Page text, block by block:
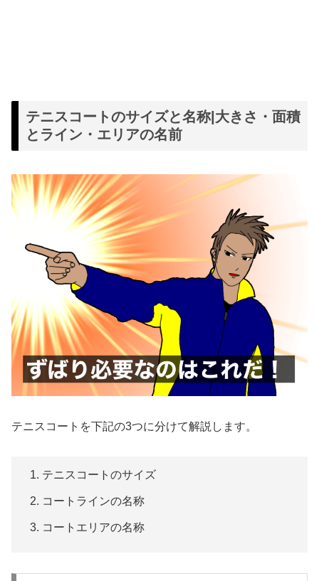
テニスコートのサイズと名称|大きさ・面積
とライン・エリアの名前
テニスコートを下記の3つに分けて解説します。
テニスコートのサイズ
コートラインの名称
コートエリアの名称